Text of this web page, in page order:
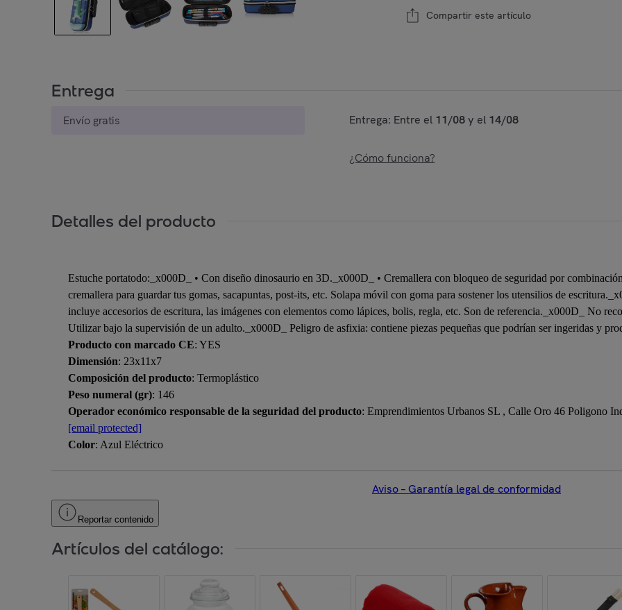
Compartir este artículo
Entrega
Envío gratis Entrega: Entre el 11/08y el 14/08
¿Cómo funciona?
Detalles del producto
Estuche portatodo:_x000D_ • Con diseño dinosaurio en 3D._x000D_ • Cremallera con bloqueo de seguridad por
cremallera para guardar tus gomas, sacapuntas, post-its, etc. Solapa móvil con goma para sostener los utensilios de
incluye accesorios de escritura, las imágenes con elementos como lápices, bolis, regla, etc. Son de referencia._x000D_ No
Utilizar bajo la supervisión de un adulto._x000D_ Peligro de asfixia: contiene piezas pequeñas que podrían ser ingeridas y
Producto con marcado CE: YES
Dimensión: 23x11x7
Composición del producto: Termoplástico
Peso numeral (gr): 146
Operador económico responsable de la seguridad del producto: Emprendimientos Urbanos SL , Calle Oro 46 Poligono
[email protected]
Color: Azul Eléctrico
Aviso – Garantía legal de conformidad
Reportar contenido
Artículos del catálogo: